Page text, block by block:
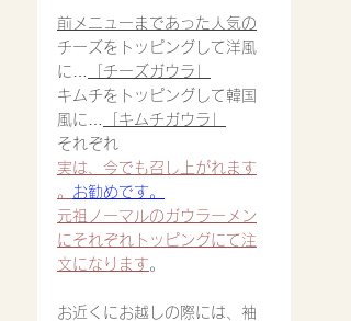
前メニューまであった人気の
チーズをトッピングして洋風
に…
「チーズガウラ」
キムチをトッピングして韓国
風に…
「キムチガウラ」
それぞれ
実は、今でも召し上がれます
。
お勧めです。
元祖ノーマルのガウラーメン
にそれぞれトッピングにて注
文になります 。
お近くにお越しの際には、袖